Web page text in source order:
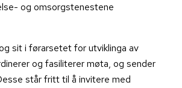
og omsorgstenestene
sit i førarsetet for utviklinga av
og fasiliterer møta, og sender
står fritt til å invitere med